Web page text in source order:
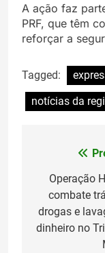
A ação faz
PRF, que têm
reforçar a
Tagged:
notícias da
de
Post
Operação
combate
drogas e
dinheiro no